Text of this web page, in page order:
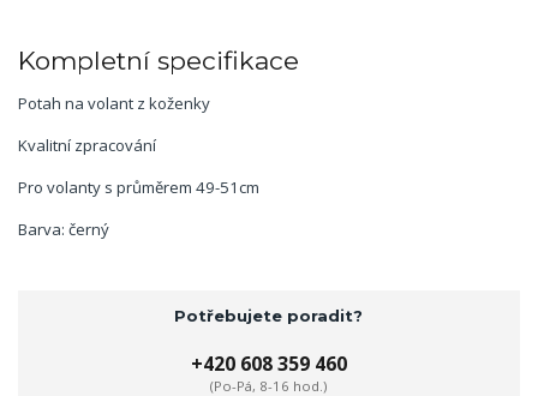
Kompletní specifikace
Potah na volant z koženky
Kvalitní zpracování
Pro volanty s průměrem 49-51cm
Barva: černý
Potřebujete poradit?
+420 608 359 460
(Po-Pá, 8-16 hod.)